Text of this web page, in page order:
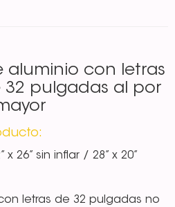
aluminio con letras
32 pulgadas al por
x 26” sin inflar / 28” x 20”
letras de 32 pulgadas no